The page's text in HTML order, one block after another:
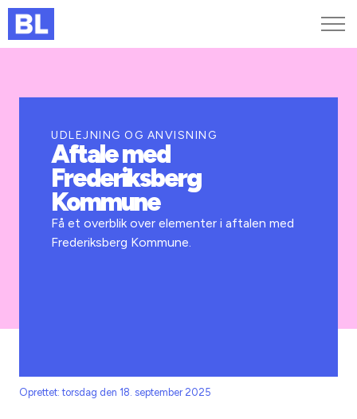
Kurser og arrangementer
Jobportalen
UDLEJNING OG ANVISNING
Aftale med
Frederiksberg
Kommune
Få et overblik over elementer i aftalen med
Frederiksberg Kommune.
Oprettet: torsdag den 18. september 2025